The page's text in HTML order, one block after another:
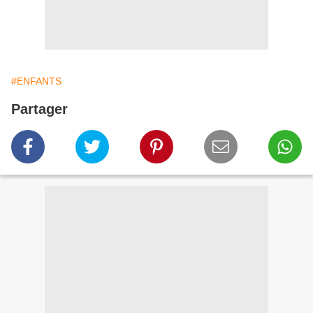
#ENFANTS
Partager